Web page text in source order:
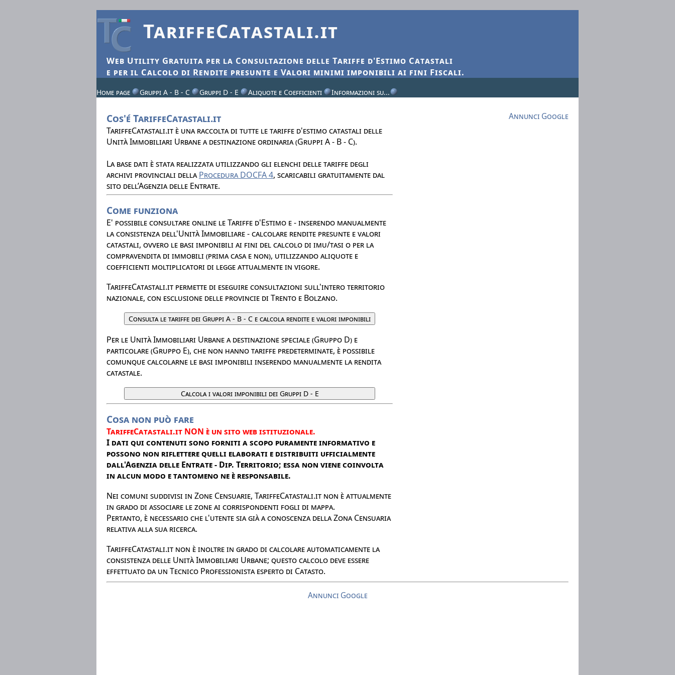
TariffeCatastali.it
Web Utility Gratuita per la Consultazione delle Tariffe d'Estimo Catastali
e per il Calcolo di Rendite presunte e Valori minimi imponibili ai fini Fiscali.
Home page Gruppi A - B - C Gruppi D - E Aliquote e Coefficienti Informazioni su...
Cos'é TariffeCatastali.it
TariffeCatastali.it è una raccolta di tutte le tariffe d'estimo catastali delle
Unità Immobiliari Urbane a destinazione ordinaria (Gruppi A - B - C).
La base dati è stata realizzata utilizzando gli elenchi delle tariffe degli
archivi provinciali dellaProcedura DOCFA 4, scaricabili gratuitamente dal
sito dell’Agenzia delle Entrate.
Come funziona
E' possibile consultare online le Tariffe d'Estimo e - inserendo manualmente
la consistenza dell'Unità Immobiliare - calcolare rendite presunte e valori
catastali, ovvero le basi imponibili ai fini del calcolo di imu/tasi o per la
compravendita di immobili (prima casa e non), utilizzando aliquote e
coefficienti moltiplicatori di legge attualmente in vigore.
TariffeCatastali.it permette di eseguire consultazioni sull'intero territorio
nazionale, con esclusione delle provincie di Trento e Bolzano.
Per le Unità Immobiliari Urbane a destinazione speciale (Gruppo D) e
particolare (Gruppo E), che non hanno tariffe predeterminate, è possibile
comunque calcolarne le basi imponibili inserendo manualmente la rendita
catastale.
Cosa non può fare
TariffeCatastali.it NON è un sito web istituzionale.
I dati qui contenuti sono forniti a scopo puramente informativo e
possono non riflettere quelli elaborati e distribuiti ufficialmente
dall'Agenzia delle Entrate - Dip. Territorio; essa non viene coinvolta
in alcun modo e tantomeno ne è responsabile.
Nei comuni suddivisi in Zone Censuarie, TariffeCatastali.it non è attualmente
in grado di associare le zone ai corrispondenti fogli di mappa.
Pertanto, è necessario che l'utente sia già a conoscenza della Zona Censuaria
relativa alla sua ricerca.
TariffeCatastali.it non è inoltre in grado di calcolare automaticamente la
consistenza delle Unità Immobiliari Urbane; questo calcolo deve essere
effettuato da un Tecnico Professionista esperto di Catasto.
Annunci Google
Annunci Google